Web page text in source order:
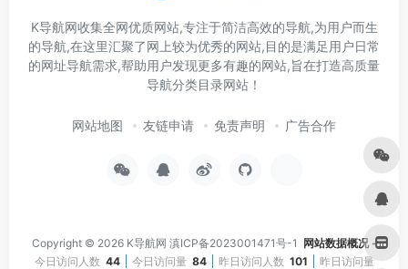
K导航网收集全网优质网站,专注于简洁高效的导航,为用户而生
的导航,在这里汇聚了网上较为优秀的网站,目的是满足用户日常
的网址导航需求,帮助用户发现更多有趣的网站,旨在打造高质量
导航分类目录网站！
网站地图 友链申请 免责声明 广告合作
Copyright © 2026 K导航网 滇ICP备2023001471号-1 网站数据概况 -
今日访问人数 44 今日访问量 84 昨日访问人数 101 昨日访问量